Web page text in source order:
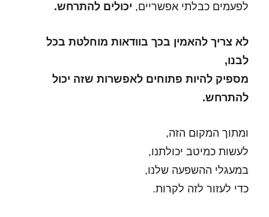
לפעמים כבלתי אפשריים, יכולים להתרחש.
לא צריך להאמין בכך בוודאות מוחלטת בכל
לבנו,
מספיק להיות פתוחים לאפשרות שזה יכול
להתרחש.
ומתוך המקום הזה,
לעשות כמיטב יכולתנו,
במעגלי ההשפעה שלנו,
כדי לעזור לזה לקרות.